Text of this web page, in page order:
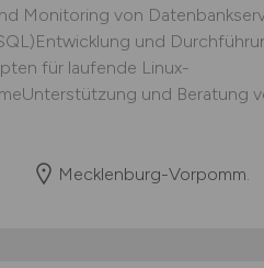
Monitoring von
und
für laufende Linux-
und Beratung
Mecklenburg-Vorpomm.